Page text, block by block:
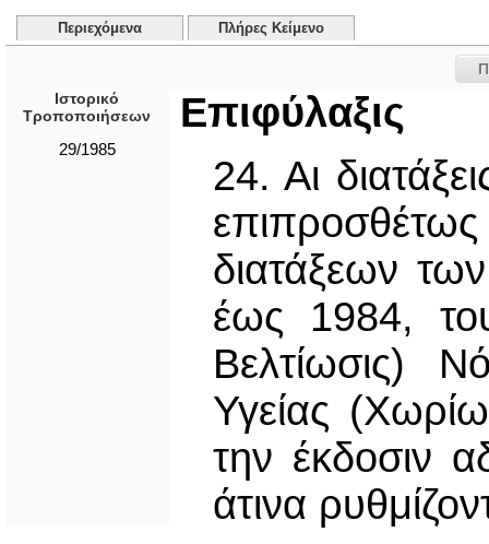
Περιεχόμενα Πλήρες Κείμενο
Ιστορικό
Τροποποιήσεων
29/1985
Επιφύλαξις
24. Αι
διατάξεων
έως 1984,
Βελτίωσις)
Υγείας
την έκδοσιν
άτινα